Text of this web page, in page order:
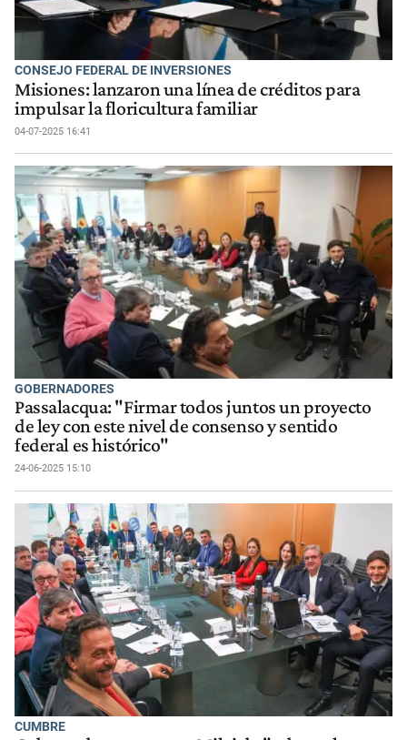
CONSEJO FEDERAL DE INVERSIONES
Misiones: lanzaron una línea de créditos para
impulsar la floricultura familiar
04-07-2025 16:41
GOBERNADORES
Passalacqua: "Firmar todos juntos un proyecto
de ley con este nivel de consenso y sentido
federal es histórico"
24-06-2025 15:10
CUMBRE